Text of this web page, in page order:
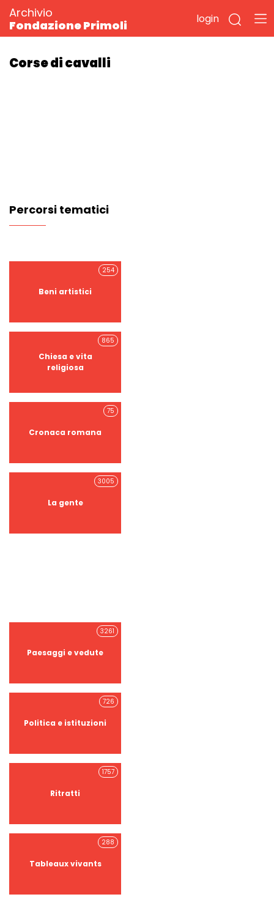
Archivio
Fondazione Primoli
login
Corse di cavalli
Percorsi tematici
Beni artistici
254
Chiesa e vita
religiosa
865
Cronaca romana
75
La gente
3005
Paesaggi e vedute
3261
Politica e istituzioni
726
Ritratti
1757
Tableaux vivants
288